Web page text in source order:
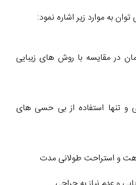
به موارد زیر اشاره نمود:
در مقایسه با روش‌ های زیبایی
و تنها استفاده از بی‌ حسی‌ های
و استراحت طولانی‌ مدت